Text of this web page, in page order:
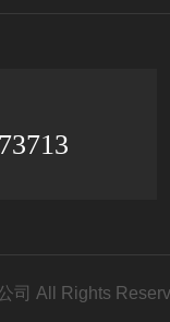
司 All Rights